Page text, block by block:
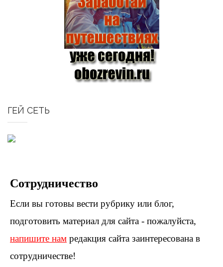
ГЕЙ СЕТЬ
Сотрудничество
Если вы готовы вести рубрику или блог,
подготовить материал для сайта - пожалуйста,
напишите нам редакция сайта заинтересована в
сотрудничестве!